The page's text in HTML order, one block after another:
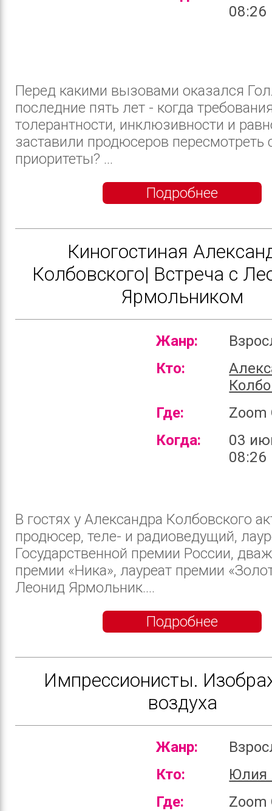
08:26
Перед какими вызовами оказался
последние пять лет - когда
толерантности, инклюзивности и
заставили продюсеров пересмотреть
приоритеты? ...
Подробнее
Киногостиная
Колбовского| Встреча с
Ярмольником
Жанр:
Кто:
Где:
Zoom
Когда:
03
08:26
В гостях у Александра Колбовского
продюсер, теле- и радиоведущий,
Государственной премии России,
премии «Ника», лауреат премии
Леонид Ярмольник....
Подробнее
Импрессионисты.
воздуха
Жанр:
Кто:
Юлия
Где:
Zoom